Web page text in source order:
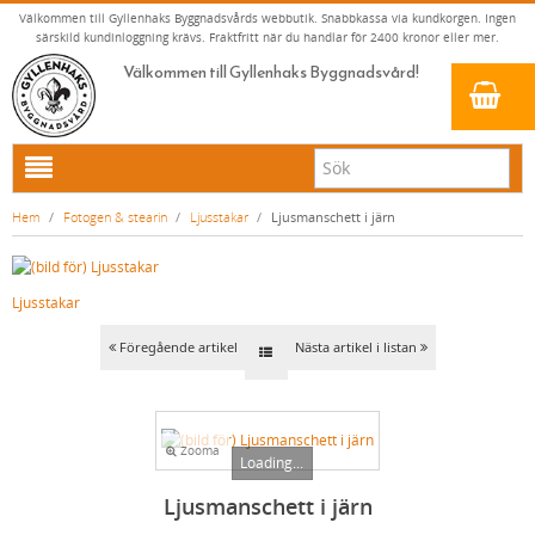
Välkommen till Gyllenhaks Byggnadsvårds webbutik. Snabbkassa via kundkorgen. Ingen
särskild kundinloggning krävs. Fraktfritt när du handlar för 2400 kronor eller mer.
Välkommen till Gyllenhaks Byggnadsvård!
HEM
LINOLJEFÄRG & SLAMFÄRG MED MERA
GRÅ KULÖRER
GULA KULÖRER
GRÖNA KULÖRER
FALU RÖDFÄRG (SLAMFÄRGER)
KONSTNÄRSFÄRGER
GULT/ORANGE
LACK, LASYRER, FERNISSOR & OLJOR
LINOLJESÅPA OCH MÅLARTVÄTT
JACKOR, ANORAKER OCH BUSSARONGER
KÖKSBLANDARE
TVÄTTSTÄLLSBLANDARE
DUSCHAR OCH DUSCHBLANDARE
INNERDÖRRSHANDTAG
DÖRRHANDTAG MÄSSING (INNERDÖRR)
DÖRRHANDTAG NICKEL (INNERDÖRR)
DÖRRHANDTAG LÅNGSKYLT MÄSSING
YTTERDÖRRSHANDTAG
HANDTAG YTTERDÖRR OVAL CYLINDER
HANDTAG YTTERDÖRR (ASSA 2000)
KLASSISKA SPANJOLETTHANDTAG
KLASSISKA SPANJOLETTHANDTAG
FÖNSTERBESLAG & FÖNSTERVERKTYG
Hem / Fotogen & stearin / Ljusstakar / Ljusmanschett i järn
Ljusstakar
Föregående artikel Nästa artikel i listan
Loading...
Zooma
Ljusmanschett i järn